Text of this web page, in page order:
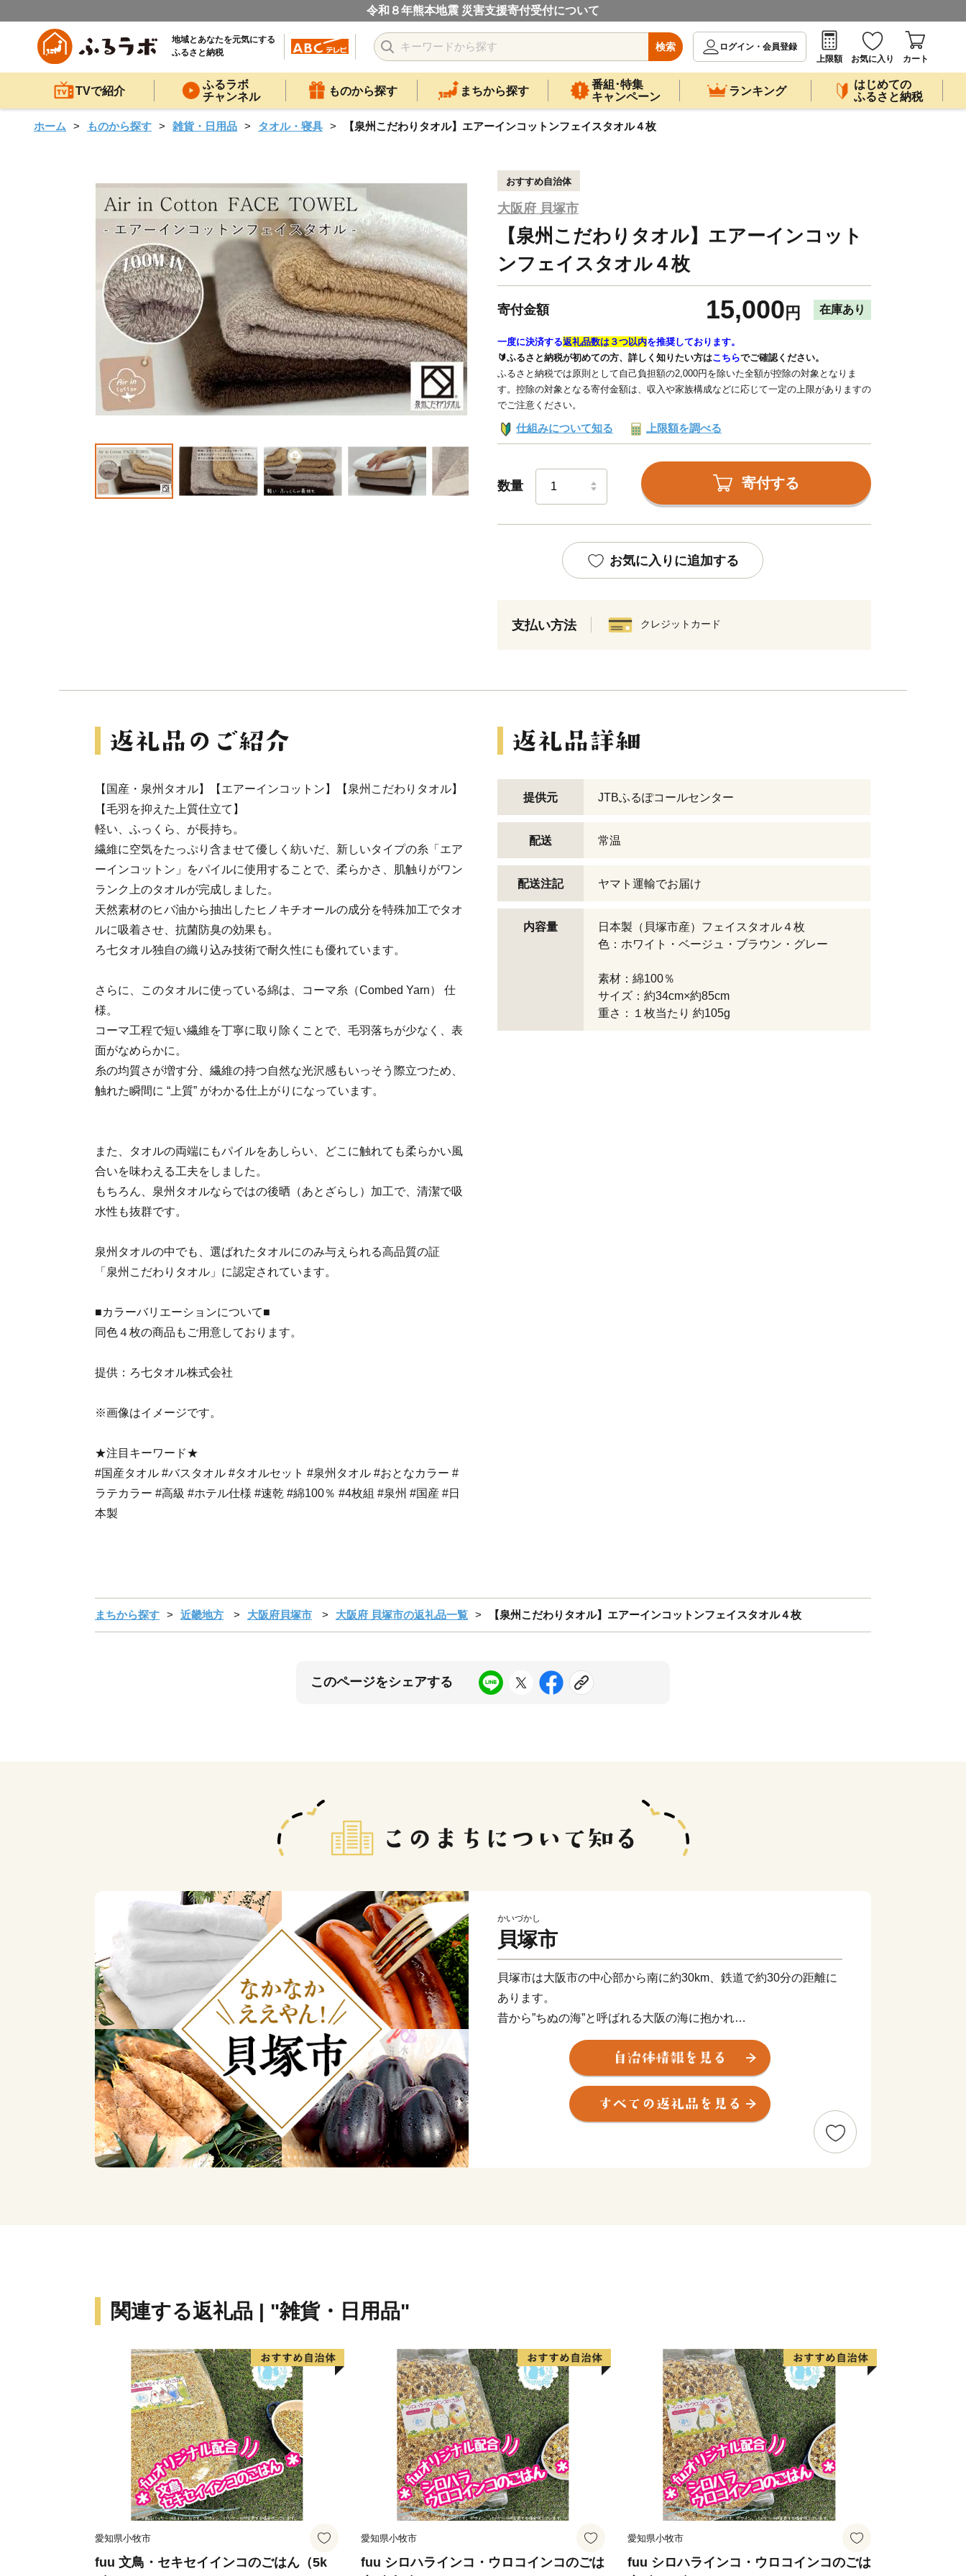
令和８年熊本地震 災害支援寄付受付について
地域とあなたを元気にする
ふるさと納税
検索
ログイン・会員登録
上限額
お気に入り カート
TVで紹介
ふるラボ
チャンネル
ものから探す まちから探す
番組･特集
キャンペーン
ランキング
はじめての
ふるさと納税
ホーム ものから探す 雑貨・日用品 タオル・寝具 【泉州こだわりタオル】エアーインコットンフェイスタオル４枚
おすすめ自治体
大阪府 貝塚市
【泉州こだわりタオル】エアーインコット
ンフェイスタオル４枚
寄付金額 15,000 円 在庫あり
一度に決済する返礼品数は３つ以内を推奨しております。
🔰ふるさと納税が初めての方、詳しく知りたい方はこちらでご確認ください。
ふるさと納税では原則として自己負担額の2,000円を除いた全額が控除の対象となりま
す。控除の対象となる寄付金額は、収入や家族構成などに応じて一定の上限がありますの
でご注意ください。
仕組みについて知る 上限額を調べる
数量 寄付する
お気に入りに追加する
支払い方法 クレジットカード
【国産・泉州タオル】【エアーインコットン】【泉州こだわりタオル】
【毛羽を抑えた上質仕立て】
軽い、ふっくら、が長持ち。
繊維に空気をたっぷり含ませて優しく紡いだ、新しいタイプの糸「エア
ーインコットン」をパイルに使用することで、柔らかさ、肌触りがワン
ランク上のタオルが完成しました。
天然素材のヒバ油から抽出したヒノキチオールの成分を特殊加工でタオ
ルに吸着させ、抗菌防臭の効果も。
ろ七タオル独自の織り込み技術で耐久性にも優れています。
さらに、このタオルに使っている綿は、コーマ糸（Combed Yarn） 仕
様。
コーマ工程で短い繊維を丁寧に取り除くことで、毛羽落ちが少なく、表
面がなめらかに。
糸の均質さが増す分、繊維の持つ自然な光沢感もいっそう際立つため、
触れた瞬間に “上質” がわかる仕上がりになっています。
また、タオルの両端にもパイルをあしらい、どこに触れても柔らかい風
合いを味わえる工夫をしました。
もちろん、泉州タオルならではの後晒（あとざらし）加工で、清潔で吸
水性も抜群です。
泉州タオルの中でも、選ばれたタオルにのみ与えられる高品質の証
「泉州こだわりタオル」に認定されています。
■カラーバリエーションについて■
同色４枚の商品もご用意しております。
提供：ろ七タオル株式会社
※画像はイメージです。
★注目キーワード★
#国産タオル #バスタオル #タオルセット #泉州タオル #おとなカラー #
ラテカラー #高級 #ホテル仕様 #速乾 #綿100％ #4枚組 #泉州 #国産 #日
本製
提供元 JTBふるぽコールセンター
配送 常温
配送注記 ヤマト運輸でお届け
内容量
日本製（貝塚市産）フェイスタオル４枚
色：ホワイト・ベージュ・ブラウン・グレー
素材：綿100％
サイズ：約34cm×約85cm
重さ：１枚当たり 約105g
まちから探す 近畿地方 大阪府貝塚市 大阪府 貝塚市の返礼品一覧 【泉州こだわりタオル】エアーインコットンフェイスタオル４枚
このページをシェアする
かいづかし
貝塚市
貝塚市は大阪市の中心部から南に約30km、鉄道で約30分の距離に
あります。
昔から”ちぬの海”と呼ばれる大阪の海に抱かれ
白砂青松がまぶしい「二色の浜（にしきのはま）」や、
本州南限圏の天然記念物ブナ林を育む「和泉葛城山（いずみかつら
ぎさん）」など豊かな自然に囲まれたまち。
千本搗餅つき（せんぼんづきもちつき）で賑わう名刹の水間寺（み
関連する返礼品 | "雑貨・日用品"
愛知県小牧市
fuu 文鳥・セキセイインコのごはん（5k
愛知県小牧市
fuu シロハラインコ・ウロコインコのごは
愛知県小牧市
fuu シロハラインコ・ウロコインコのごは